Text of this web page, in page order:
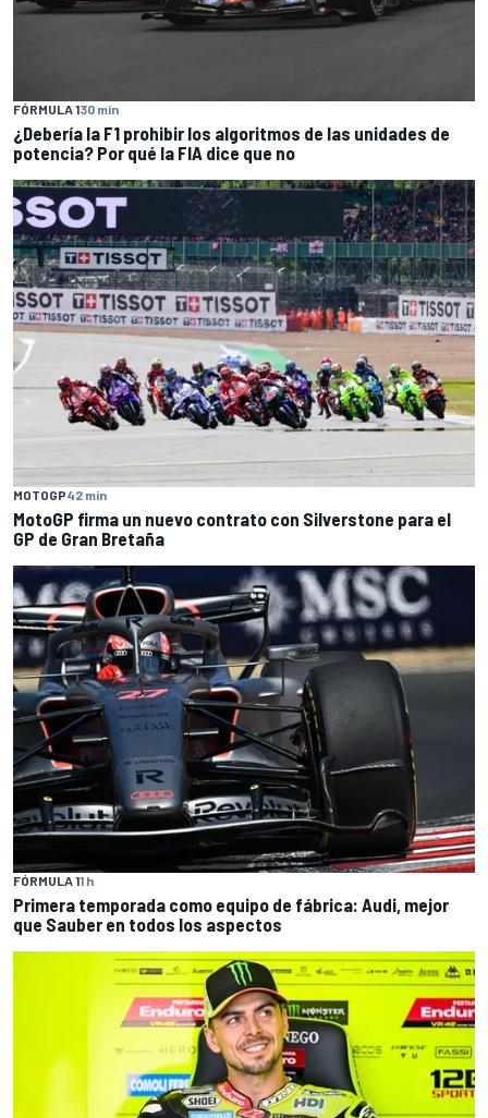
FÓRMULA 130 min
¿Debería la F1 prohibir los algoritmos de las unidades de
potencia? Por qué la FIA dice que no
MOTOGP42 min
MotoGP firma un nuevo contrato con Silverstone para el
GP de Gran Bretaña
FÓRMULA 11 h
Primera temporada como equipo de fábrica: Audi, mejor
que Sauber en todos los aspectos